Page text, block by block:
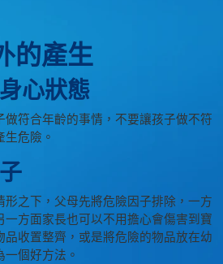
的產生
心狀態
符合年齡的事情，不要讓孩子做不符
危險。
之下，父母先將危險因子排除，一方
方面家長也可以不用擔心會傷害到寶
品收置整齊，或是將危險的物品放在幼
個好方法。